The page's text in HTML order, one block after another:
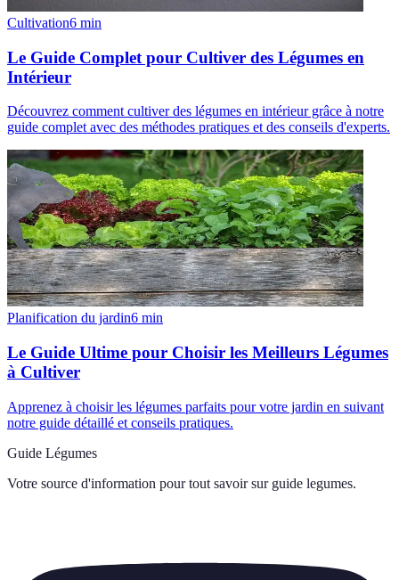
Cultivation6 min
Le Guide Complet pour Cultiver des Légumes en
Intérieur
Découvrez comment cultiver des légumes en intérieur grâce à notre
guide complet avec des méthodes pratiques et des conseils d'experts.
Planification du jardin6 min
Le Guide Ultime pour Choisir les Meilleurs Légumes
à Cultiver
Apprenez à choisir les légumes parfaits pour votre jardin en suivant
notre guide détaillé et conseils pratiques.
Guide Légumes
Votre source d'information pour tout savoir sur guide legumes.